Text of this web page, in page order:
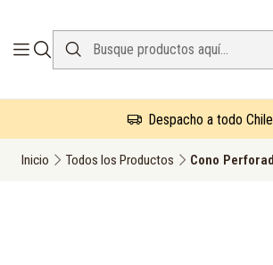
Despacho a todo Chile
Inicio Todos los Productos Cono